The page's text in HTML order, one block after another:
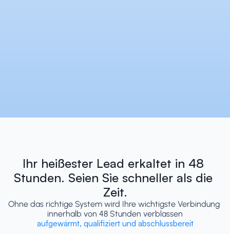
Ihr heißester Lead erkaltet in 48
Stunden. Seien Sie schneller als die
Zeit.
Ohne das richtige System wird Ihre wichtigste Verbindung
innerhalb von 48 Stunden verblassen
aufgewärmt, qualifiziert und abschlussbereit